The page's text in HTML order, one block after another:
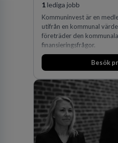
1lediga jobb
Kommuninvest är en
utifrån en kommunal
företräder den
finansieringsfrågor.
Besök